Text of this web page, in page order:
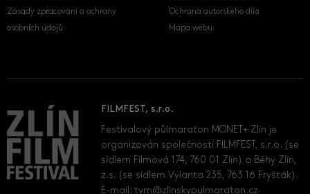
Zásady zpracování a ochrany
osobních údajů
Ochrana autorského díla
Mapa webu
FILMFEST, s.r.o.
Festivalový půlmaraton MONET+ Zlín je
organizován společností FILMFEST, s.r.o. (se
sídlem Filmová 174, 760 01 Zlín) a Běhy Zlín,
z.s. (se sídlem Vylanta 235, 763 16 Fryšták).
E-mail:tym@zlinskypulmaraton.cz